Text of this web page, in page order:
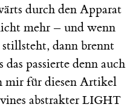
durch den Apparat
mehr – und wenn
dann brennt
passierte denn auch
mir für diesen Artikel
abstrakter LIGHT